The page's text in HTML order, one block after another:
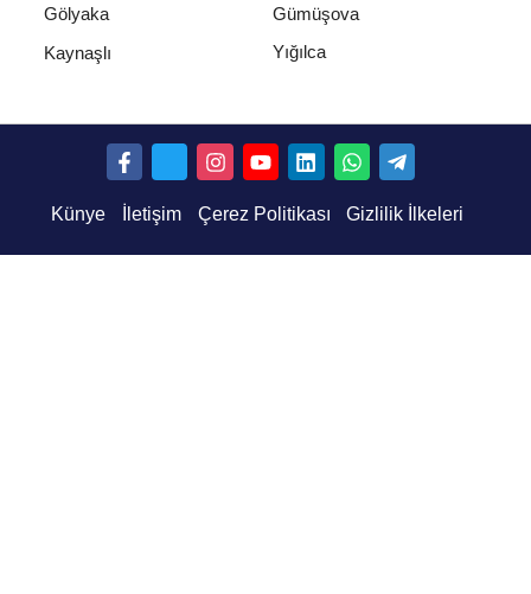
Gölyaka
Gümüşova
Kaynaşlı
Yığılca
Künye İletişim Çerez Politikası Gizlilik İlkeleri